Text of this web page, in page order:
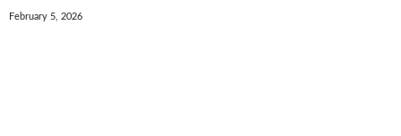
February 5, 2026